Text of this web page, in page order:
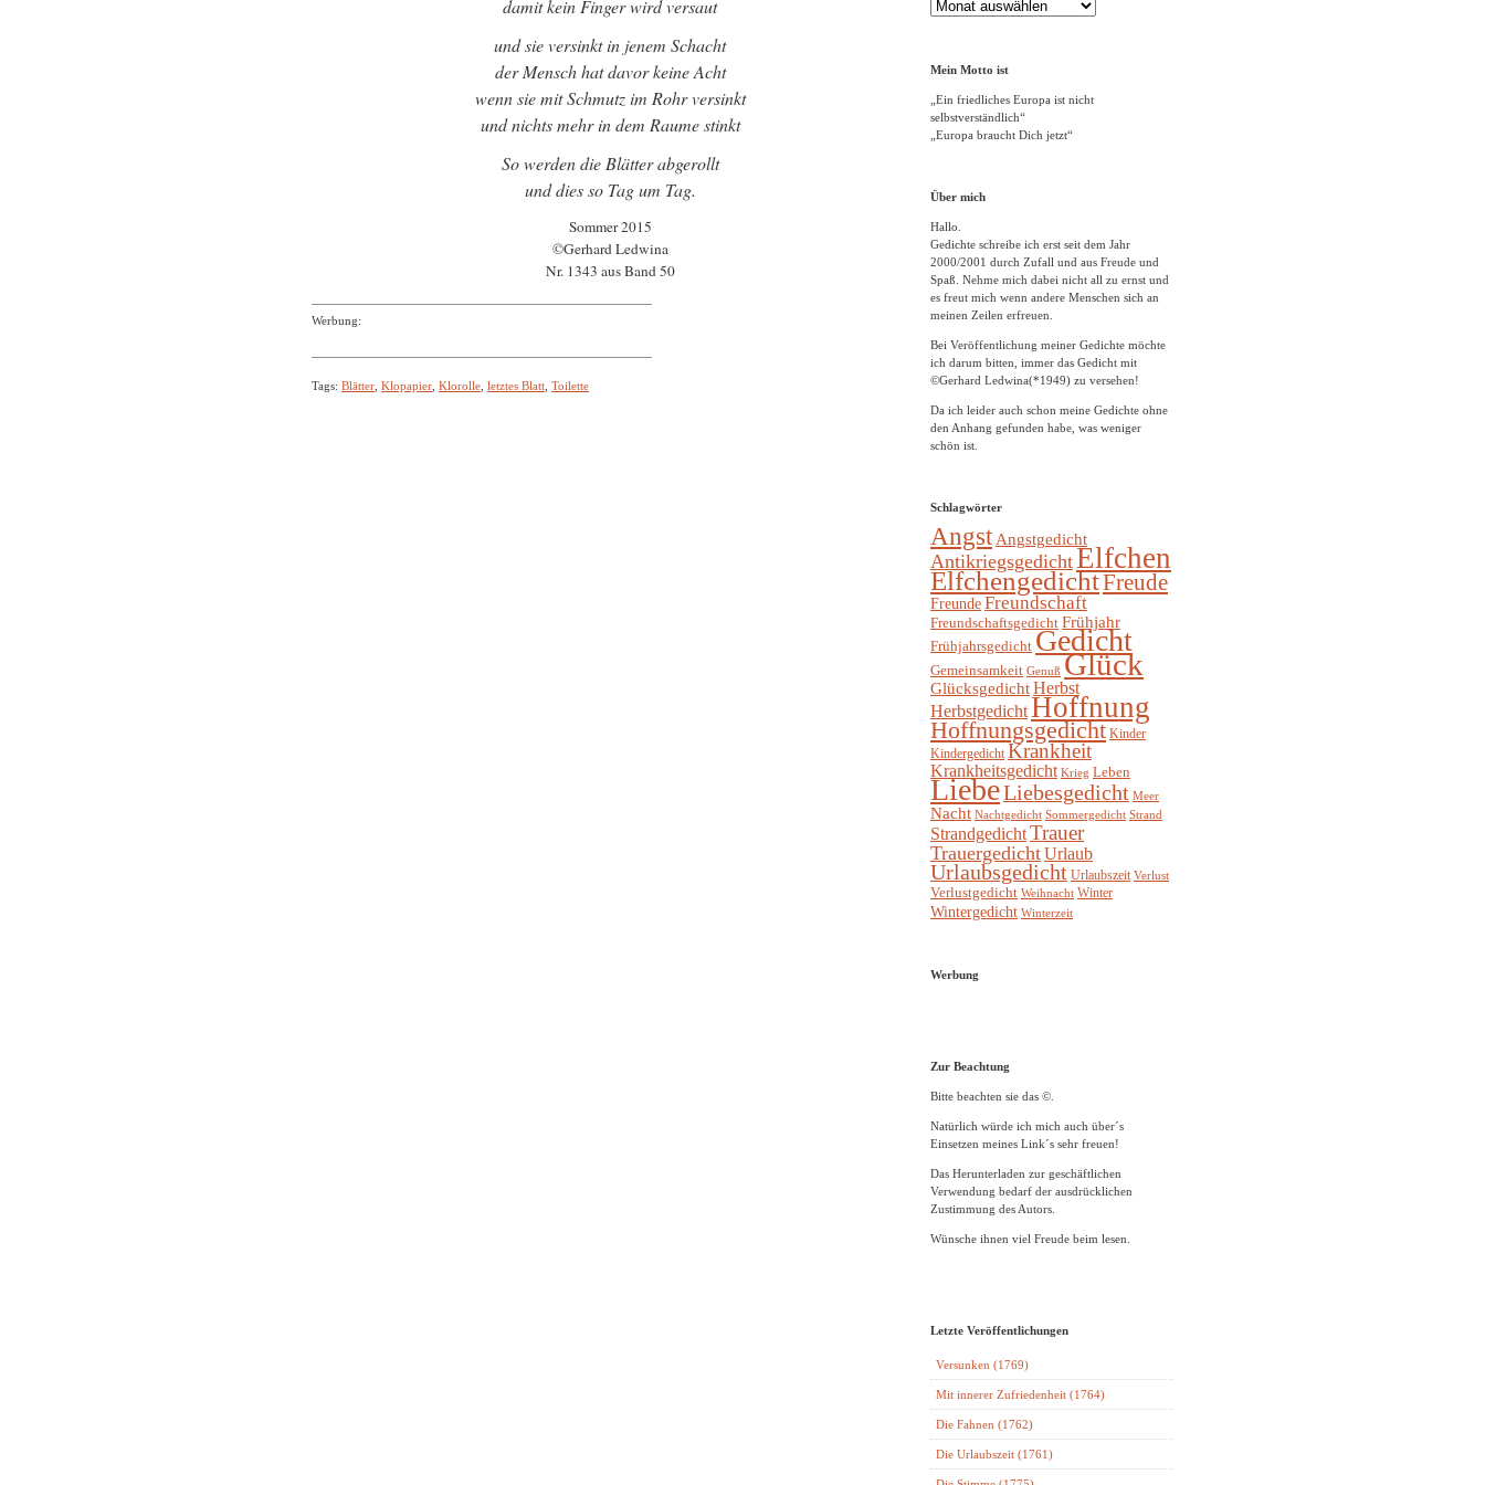
damit kein Finger wird versaut
und sie versinkt in jenem Schacht
der Mensch hat davor keine Acht
wenn sie mit Schmutz im Rohr versinkt
und nichts mehr in dem Raume stinkt
So werden die Blätter abgerollt
und dies so Tag um Tag.
Sommer 2015
©Gerhard Ledwina
Nr. 1343 aus Band 50
————————————————————————————
Werbung:
————————————————————————————
Tags: Blätter Klopapier Klorolle letztes Blatt Toilette
Gedichte
Archiv
Mein Motto ist
„Ein friedliches Europa ist nicht
selbstverständlich“
„Europa braucht Dich jetzt“
Über mich
Hallo.
Gedichte schreibe ich erst seit dem Jahr
2000/2001 durch Zufall und aus Freude und
Spaß. Nehme mich dabei nicht all zu ernst und
es freut mich wenn andere Menschen sich an
meinen Zeilen erfreuen.
Bei Veröffentlichung meiner Gedichte möchte
ich darum bitten, immer das Gedicht mit
©Gerhard Ledwina(*1949) zu versehen!
Da ich leider auch schon meine Gedichte ohne
den Anhang gefunden habe, was weniger
schön ist.
Schlagwörter
Angst Angstgedicht
AntikriegsgedichtElfchen
ElfchengedichtFreude
FreundeFreundschaft
Freundschaftsgedicht Frühjahr
Frühjahrsgedicht Gedicht
Gemeinsamkeit Genuß Glück
GlücksgedichtHerbst
HerbstgedichtHoffnung
Hoffnungsgedicht Kinder
Kindergedicht Krankheit
Krankheitsgedicht Krieg Leben
LiebeLiebesgedicht Meer
Nacht Nachtgedicht Sommergedicht Strand
StrandgedichtTrauer
TrauergedichtUrlaub
Urlaubsgedicht Urlaubszeit Verlust
Verlustgedicht Weihnacht Winter
Wintergedicht Winterzeit
Werbung
Zur Beachtung
Bitte beachten sie das ©.
Natürlich würde ich mich auch über´s
Einsetzen meines Link´s sehr freuen!
Das Herunterladen zur geschäftlichen
Verwendung bedarf der ausdrücklichen
Zustimmung des Autors.
Wünsche ihnen viel Freude beim lesen.
Letzte Veröffentlichungen
Versunken (1769)
Mit innerer Zufriedenheit (1764)
Die Fahnen (1762)
Die Urlaubszeit (1761)